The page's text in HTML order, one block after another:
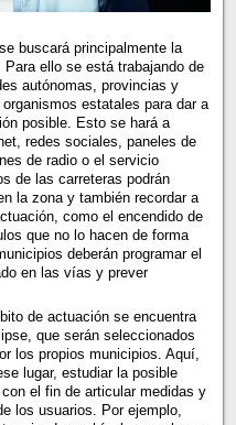
buscará principalmente la
ello se está trabajando de
autónomas, provincias y
estatales para dar a
posible. Esto se hará a
redes sociales, paneles de
de radio o el servicio
de las carreteras podrán
la zona y también recordar a
como el encendido de
que no lo hacen de forma
deberán programar el
en las vías y prever
de actuación se encuentra
que serán seleccionados
los propios municipios. Aquí,
lugar, estudiar la posible
el fin de articular medidas y
los usuarios. Por ejemplo,